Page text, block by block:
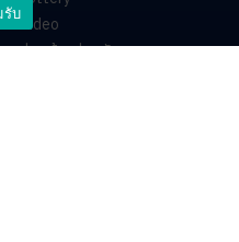
Video
ร่วมด้วยช่วยกัน
รับ